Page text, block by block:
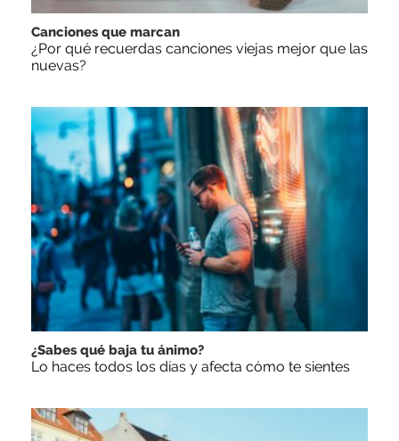
Canciones que marcan
¿Por qué recuerdas canciones viejas mejor que las
nuevas?
¿Sabes qué baja tu ánimo?
Lo haces todos los días y afecta cómo te sientes